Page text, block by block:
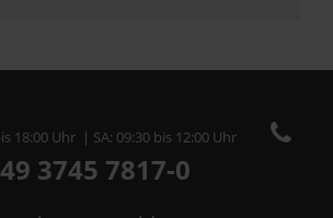
18:00 Uhr | SA: 09:30 bis 12:00 Uhr
3745 7817-0